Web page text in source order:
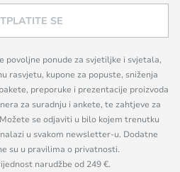
SE
povoljne ponude za svjetiljke i svjetala,
rasvjetu, kupone za popuste, sniženja
preporuke i prezentacije proizvoda
za suradnju i ankete, te zahtjeve za
se odjaviti u bilo kojem trenutku
u svakom newsletter-u. Dodatne
su u pravilima o privatnosti.
narudžbe od 249 €.